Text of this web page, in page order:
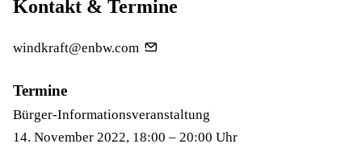
Kontakt & Termine
windkraft@enbw.com
Termine
Bürger-Informationsveranstaltung
14. November 2022, 18:00 – 20:00 Uhr